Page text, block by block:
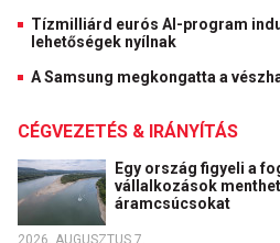
Tízmilliárd eurós AI-program
lehetőségek nyílnak
A Samsung megkongatta a
CÉGVEZETÉS & IRÁNYÍTÁS
Egy ország figyeli a
vállalkozások
áramcsúcsokat